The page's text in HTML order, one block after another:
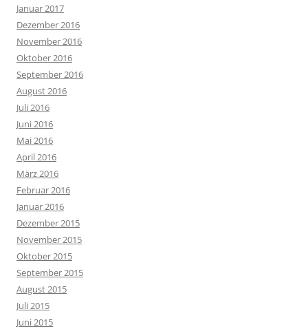
Januar 2017
Dezember 2016
November 2016
Oktober 2016
September 2016
August 2016
Juli 2016
Juni 2016
Mai 2016
April 2016
März 2016
Februar 2016
Januar 2016
Dezember 2015
November 2015
Oktober 2015
September 2015
August 2015
Juli 2015
Juni 2015